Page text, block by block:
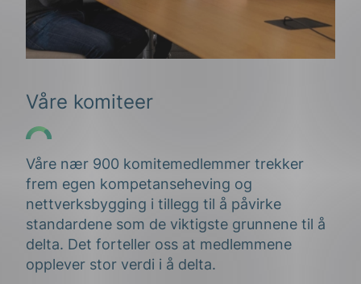
Våre komiteer
Våre nær 900 komitemedlemmer trekker
frem egen kompetanseheving og
nettverksbygging i tillegg til å påvirke
standardene som de viktigste grunnene til å
delta. Det forteller oss at medlemmene
opplever stor verdi i å delta.